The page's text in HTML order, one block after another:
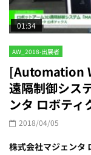
01:34
AW_2018-出展者
[Automation
遠隔制御シス
ンタ ロボティ
2018/04/05
株式会社マジェン